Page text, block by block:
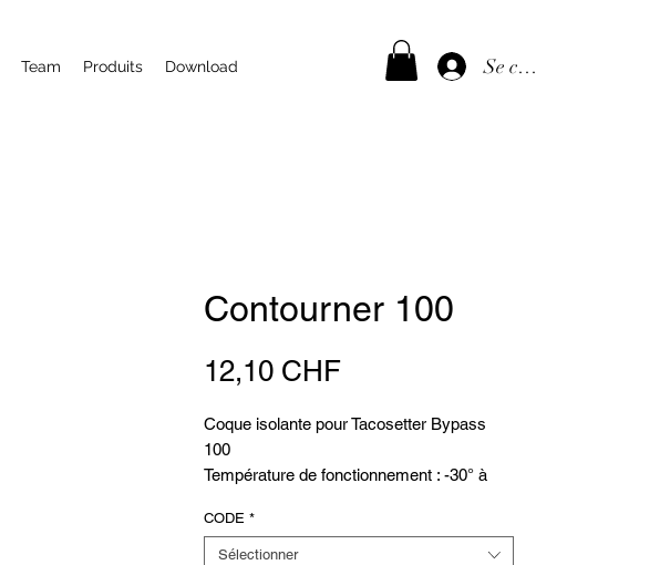
Team Produits Download Se connecter
Contourner 100
12,10 CHFPrix
Coque isolante pour Tacosetter Bypass
100
Température de fonctionnement : -30° à
CODE *
Sélectionner